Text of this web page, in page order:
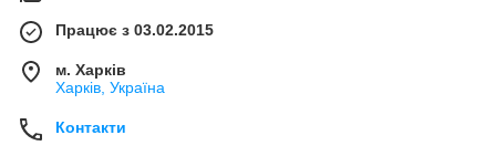
Працює з 03.02.2015
м. Харків
Харків, Україна
Контакти